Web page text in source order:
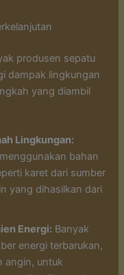
produsen sepatu
dampak lingkungan
yang diambil
Lingkungan:
bahan
karet dari sumber
yang dihasilkan dari
Energi: Banyak
energi terbarukan,
angin, untuk